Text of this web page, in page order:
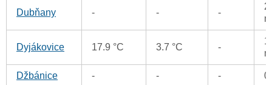
Dubňany - - -
Dyjákovice 17.9 °C 3.7 °C -
Džbánice - - - 0